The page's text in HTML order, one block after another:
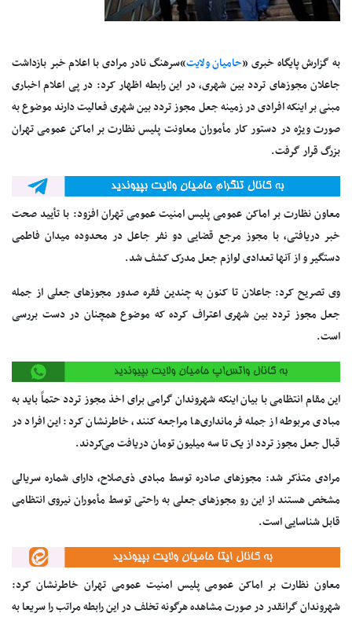
به گزارش پایگاه خبری «حامیان ولایت»سرهنگ نادر مرادی با اعلام خبر بازداشت
جاعلان مجوزهای تردد بین‌ شهری، در این رابطه اظهار کرد: در پی اعلام اخباری
مبنی بر اینکه افرادی در زمینه جعل مجوز تردد بین شهری فعالیت دارند موضوع به
صورت ویژه در دستور کار مأموران معاونت پلیس نظارت بر اماکن عمومی تهران
بزرگ قرار گرفت.
معاون نظارت بر اماکن عمومی پلیس امنیت عمومی تهران افزود: با تأیید صحت
خبر دریافتی، با مجوز مرجع قضایی دو نفر جاعل در محدوده میدان فاطمی
دستگیر و از آنها تعدادی لوازم جعل مدرک کشف شد.
وی تصریح کرد: جاعلان تا کنون به چندین فقره صدور مجوزهای جعلی از جمله
جعل مجوز تردد بین شهری اعتراف کرده که موضوع همچنان در دست بررسی
است.
این مقام انتظامی با بیان اینکه شهروندان گرامی برای اخذ مجوز تردد حتماً باید به
مبادی مربوطه از جمله فرمانداری‌ها مراجعه کنند، خاطرنشان کرد: این افراد در
قبال جعل مجوز تردد از یک تا سه میلیون تومان دریافت می‌کردند.
مرادی متذکر شد: مجوزهای صادره توسط مبادی ذی‌صلاح، دارای شماره سریالی
مشخص هستند از این رو مجوزهای جعلی به راحتی توسط مأموران نیروی انتظامی
قابل شناسایی است.
معاون نظارت بر اماکن عمومی پلیس امنیت عمومی تهران خاطرنشان کرد:
شهروندان گرانقدر در صورت مشاهده هرگونه تخلف در این رابطه مراتب را سریعا به